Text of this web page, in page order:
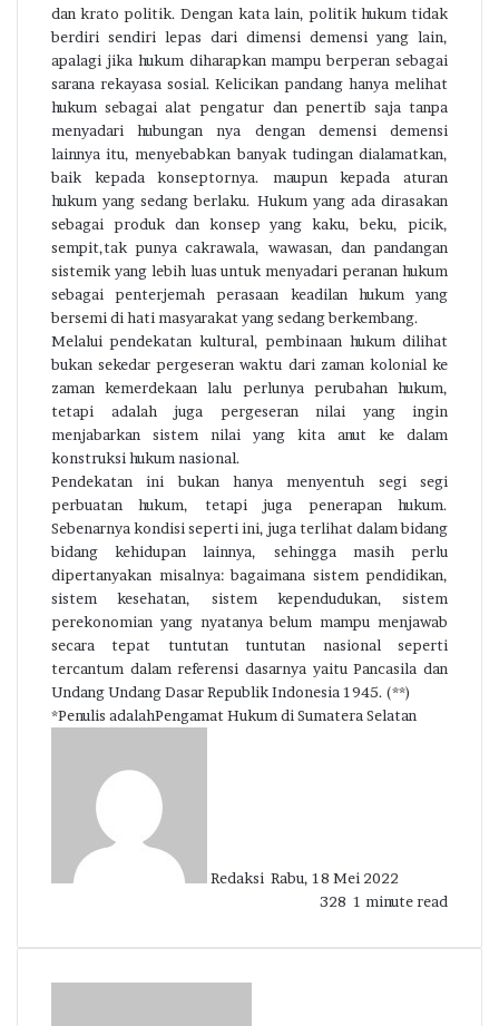
dan krato politik. Dengan kata lain, politik hukum tidak
berdiri sendiri lepas dari dimensi demensi yang lain,
apalagi jika hukum diharapkan mampu berperan sebagai
sarana rekayasa sosial. Kelicikan pandang hanya melihat
hukum sebagai alat pengatur dan penertib saja tanpa
menyadari hubungan nya dengan demensi demensi
lainnya itu, menyebabkan banyak tudingan dialamatkan,
baik kepada konseptornya. maupun kepada aturan
hukum yang sedang berlaku. Hukum yang ada dirasakan
sebagai produk dan konsep yang kaku, beku, picik,
sempit,tak punya cakrawala, wawasan, dan pandangan
sistemik yang lebih luas untuk menyadari peranan hukum
sebagai penterjemah perasaan keadilan hukum yang
bersemi di hati masyarakat yang sedang berkembang.
Melalui pendekatan kultural, pembinaan hukum dilihat
bukan sekedar pergeseran waktu dari zaman kolonial ke
zaman kemerdekaan lalu perlunya perubahan hukum,
tetapi adalah juga pergeseran nilai yang ingin
menjabarkan sistem nilai yang kita anut ke dalam
konstruksi hukum nasional.
Pendekatan ini bukan hanya menyentuh segi segi
perbuatan hukum, tetapi juga penerapan hukum.
Sebenarnya kondisi seperti ini, juga terlihat dalam bidang
bidang kehidupan lainnya, sehingga masih perlu
dipertanyakan misalnya: bagaimana sistem pendidikan,
sistem kesehatan, sistem kependudukan, sistem
perekonomian yang nyatanya belum mampu menjawab
secara tepat tuntutan tuntutan nasional seperti
tercantum dalam referensi dasarnya yaitu Pancasila dan
Undang Undang Dasar Republik Indonesia 1945. (**)
*Penulis adalahPengamat Hukum di Sumatera Selatan
Redaksi Rabu, 18 Mei 2022
328 1 minute read